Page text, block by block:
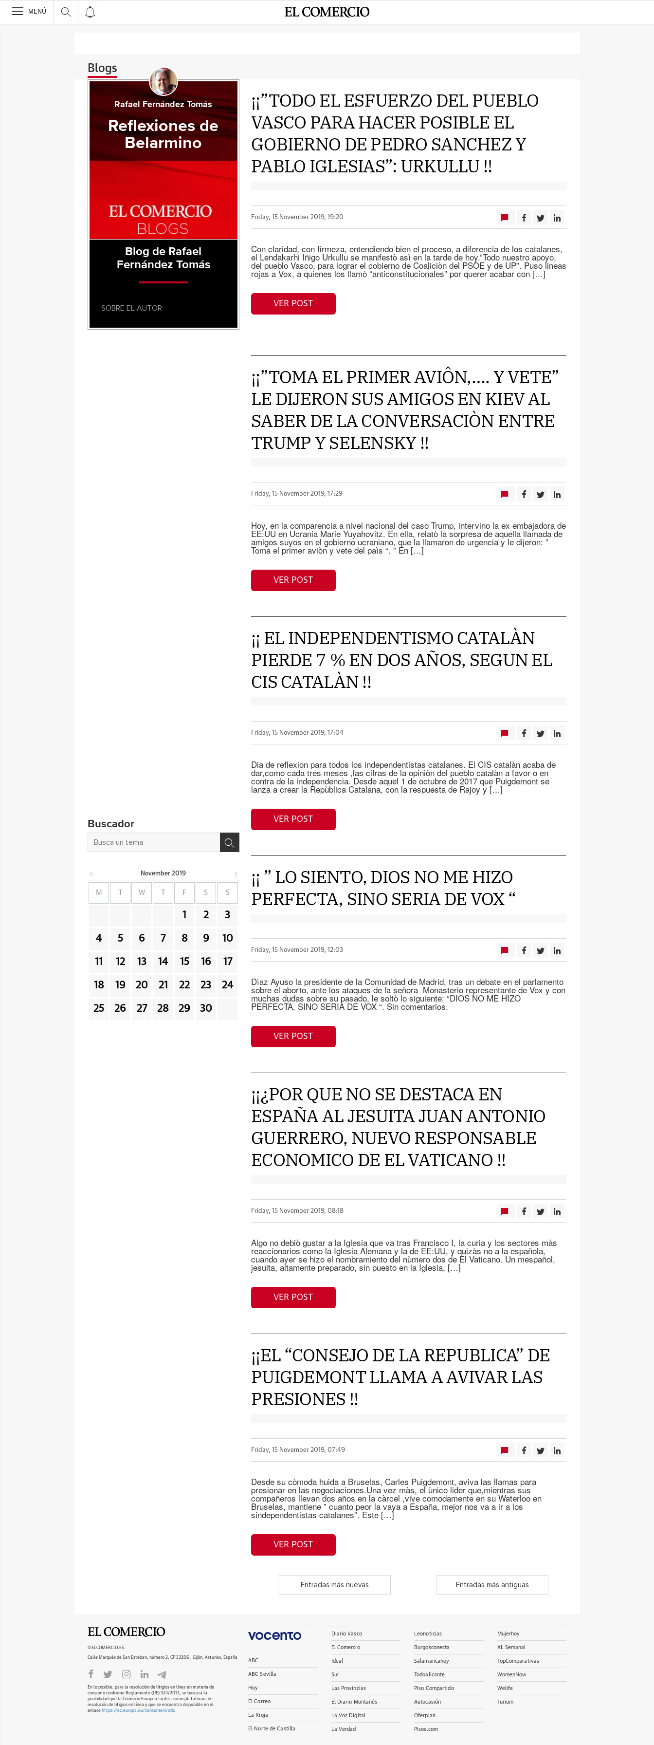
>
MENÚ
Blogs
¡¡”TODO EL ESFUERZO DEL PUEBLO
VASCO PARA HACER POSIBLE EL
GOBIERNO DE PEDRO SANCHEZ Y
PABLO IGLESIAS”: URKULLU !!
Friday, 15 November 2019, 19:20
Con claridad, con firmeza, entendiendo bien el proceso, a diferencia de los catalanes,
el Lendakarhi Iñigo Urkullu se manifestò asì en la tarde de hoy.”Todo nuestro apoyo,
del pueblo Vasco, para lograr el cobierno de Coaliciòn del PSOE y de UP”. Puso lineas
rojas a Vox, a quienes los llamò “anticonstitucionales” por querer acabar con […]
VER POST
¡¡”TOMA EL PRIMER AVIÔN,…. Y VETE”
LE DIJERON SUS AMIGOS EN KIEV AL
SABER DE LA CONVERSACIÒN ENTRE
TRUMP Y SELENSKY !!
Friday, 15 November 2019, 17:29
Hoy, en la comparencia a nivel nacional del caso Trump, intervino la ex embajadora de
EE:UU en Ucrania Marie Yuyahovitz. En ella, relatò la sorpresa de aquella llamada de
amigos suyos en el gobierno ucraniano, que la llamaron de urgencia y le dijeron: ”
Toma el primer aviòn y vete del paìs “. ” En […]
VER POST
¡¡ EL INDEPENDENTISMO CATALÀN
PIERDE 7 % EN DOS AÑOS, SEGUN EL
CIS CATALÀN !!
Friday, 15 November 2019, 17:04
Dia de reflexion para todos los independentistas catalanes. El CIS catalàn acaba de
dar,como cada tres meses ,las cifras de la opiniòn del pueblo catalàn a favor o en
contra de la independencia. Desde aquel 1 de octubre de 2017 que Puigdemont se
lanza a crear la Repùblica Catalana, con la respuesta de Rajoy y […]
VER POST
¡¡ ” LO SIENTO, DIOS NO ME HIZO
PERFECTA, SINO SERIA DE VOX “
Friday, 15 November 2019, 12:03
Dìaz Ayuso la presidente de la Comunidad de Madrid, tras un debate en el parlamento
sobre el aborto, ante los ataques de la señora Monasterio representante de Vox y con
muchas dudas sobre su pasado, le soltò lo siguiente: “DIOS NO ME HIZO
PERFECTA, SINO SERIA DE VOX “. Sin comentarios.
VER POST
¡¡¿POR QUE NO SE DESTACA EN
ESPAÑA AL JESUITA JUAN ANTONIO
GUERRERO, NUEVO RESPONSABLE
ECONOMICO DE EL VATICANO !!
Friday, 15 November 2019, 08:18
Algo no debiò gustar a la Iglesia que va tras Francisco I, la curia y los sectores màs
reaccionarios como la Iglesia Alemana y la de EE:UU, y quizàs no a la española,
cuando ayer se hizo el nombramiento del nùmero dos de El Vaticano. Un mespañol,
jesuita, altamente preparado, sin puesto en la Iglesia, […]
VER POST
¡¡EL “CONSEJO DE LA REPUBLICA” DE
PUIGDEMONT LLAMA A AVIVAR LAS
PRESIONES !!
Friday, 15 November 2019, 07:49
Desde su còmoda huida a Bruselas, Carles Puigdemont, aviva las llamas para
presionar en las negociaciones.Una vez màs, el ùnico lider que,mientras sus
compañeros llevan dos años en la càrcel ,vive comodamente en su Waterloo en
Bruselas, mantiene ” cuanto peor la vaya a España, mejor nos va a ir a los
sindependentistas catalanes”. Este […]
VER POST
Entradas más nuevas Entradas más antiguas
Rafael Fernández Tomás
Reflexiones de
Belarmino
Blog de Rafael
Fernández Tomás
SOBRE EL AUTOR
Buscador
November 2019
M W F S S
1 2 3
4 5 6 7 8 9 10
11 12 13 14 15 16 17
18 19 20 21 22 23 24
25 26 27 28 29 30
©ELCOMERCIO.ES
Calle Marqués de San Esteban, número 2, CP 33206 , Gijón, Asturias, España
En lo posible, para la resolución de litigios en línea en materia de
consumo conforme Reglamento (UE) 524/2013, se buscará la
posibilidad que la Comisión Europea facilita como plataforma de
resolución de litigios en línea y que se encuentra disponible en el
enlace https://ec.europa.eu/consumers/odr.
ABC
ABC Sevilla
Hoy
El Correo
La Rioja
El Norte de Castilla
Diario Vasco
El Comercio
Ideal
Sur
Las Provincias
El Diario Montañés
La Voz Digital
La Verdad
Leonoticias
Burgosconecta
Salamancahoy
Todoalicante
Piso Compartido
Autocasión
Oferplan
Pisos.com
Mujerhoy
XL Semanal
TopComparativas
WomenNow
Welife
Turium